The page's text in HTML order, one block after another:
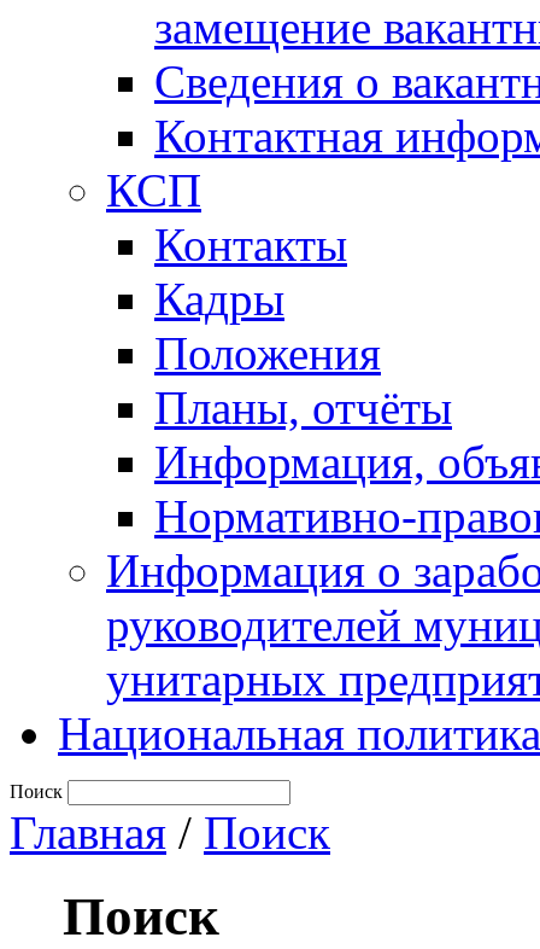
замещение
Сведения о
Контактная
КСП
Контакты
Кадры
Положения
Планы, отчёты
Информация,
Нормативно-
Информация о
руководителей
унитарных
Национальная политика
Поиск
Главная / Поиск
Поиск